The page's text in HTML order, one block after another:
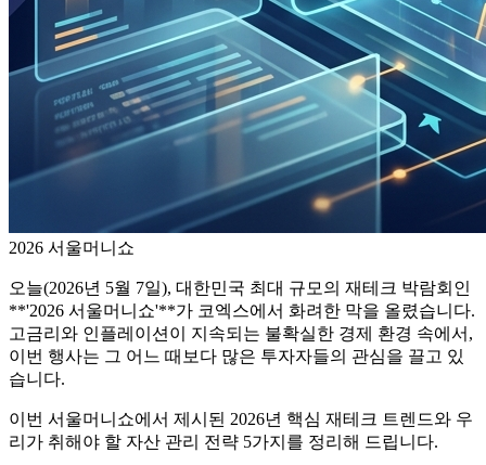
2026 서울머니쇼
오늘(2026년 5월 7일), 대한민국 최대 규모의 재테크 박람회인
**'2026 서울머니쇼'**가 코엑스에서 화려한 막을 올렸습니다.
고금리와 인플레이션이 지속되는 불확실한 경제 환경 속에서,
이번 행사는 그 어느 때보다 많은 투자자들의 관심을 끌고 있
습니다.
이번 서울머니쇼에서 제시된 2026년 핵심 재테크 트렌드와 우
리가 취해야 할 자산 관리 전략 5가지를 정리해 드립니다.